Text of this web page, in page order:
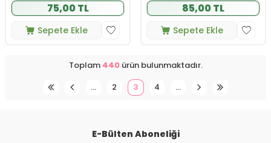
75,00 TL
Sepete Ekle
85,00 TL
Sepete Ekle
Toplam 440ürün bulunmaktadır.
…
2 3 4 …
E-Bülten Aboneliği